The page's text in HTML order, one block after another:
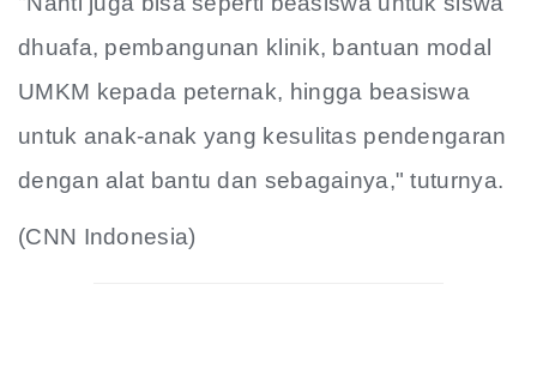
dhuafa, pembangunan klinik, bantuan modal
UMKM kepada peternak, hingga beasiswa
untuk anak-anak yang kesulitas pendengaran
dengan alat bantu dan sebagainya," tuturnya.
(CNN Indonesia)